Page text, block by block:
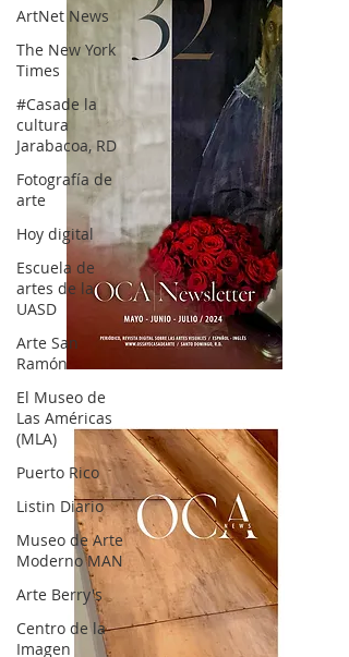
ArtNet News
The New York
Times
#Casade la
cultura
Jarabacoa, RD
Fotografía de
arte
Hoy digital
Escuela de
artes de la
UASD
Arte San
Ramón
El Museo de
Las Américas
(MLA)
Puerto Rico
Listin Diario
Museo de Arte
Moderno MAN
Arte Berry's
Centro de la
Imagen